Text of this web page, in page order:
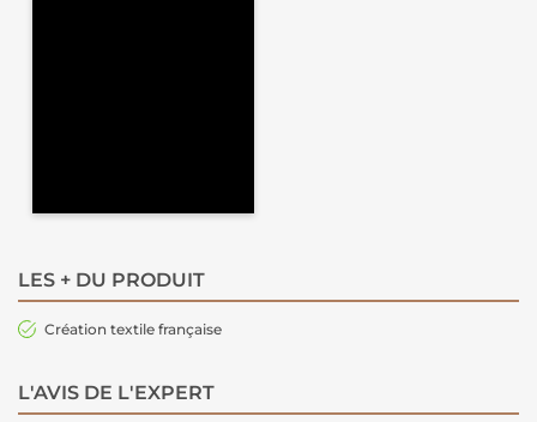
LES + DU PRODUIT
Création textile française
L'AVIS DE L'EXPERT